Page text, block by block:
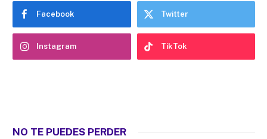
Facebook Twitter
Instagram TikTok
NO TE PUEDES PERDER